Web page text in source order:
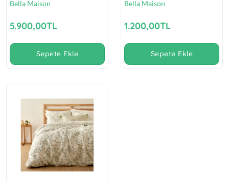
Bella Maison
5.900,00TL
Sepete Ekle
Bella Maison
1.200,00TL
Sepete Ekle